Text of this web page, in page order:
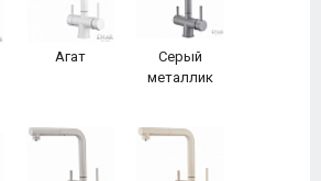
Агат
Серый
металлик